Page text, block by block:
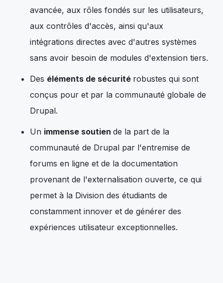
avancée, aux rôles fondés sur les utilisateurs,
aux contrôles d'accès, ainsi qu'aux
intégrations directes avec d'autres systèmes
sans avoir besoin de modules d'extension tiers.
Des éléments de sécurité robustes qui sont
conçus pour et par la communauté globale de
Drupal.
Un immense soutien de la part de la
communauté de Drupal par l'entremise de
forums en ligne et de la documentation
provenant de l'externalisation ouverte, ce qui
permet à la Division des étudiants de
constamment innover et de générer des
expériences utilisateur exceptionnelles.